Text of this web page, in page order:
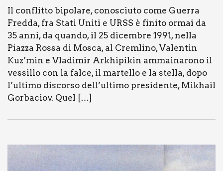
Il con­flit­to bipo­la­re, cono­sciu­to come Guer­ra
Fred­da, fra Sta­ti Uni­ti e URSS è fini­to ormai da
35 anni, da quan­do, il 25 dicem­bre 1991, nel­la
Piaz­za Ros­sa di Mosca, al Crem­li­no, Valen­tin
Kuz’min e Vla­di­mir Arkhi­pi­kin ammai­na­ro­no il
ves­sil­lo con la fal­ce, il mar­tel­lo e la stel­la, dopo
l’ultimo discor­so dell’ultimo pre­si­den­te, Mikhail
Gor­ba­ciov. Quel […]